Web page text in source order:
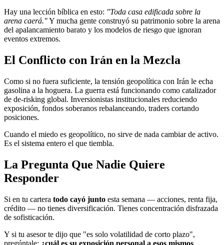
Hay una lección bíblica en esto: "Toda casa edificada sobre la
arena caerá."Y mucha gente construyó su patrimonio sobre la arena
del apalancamiento barato y los modelos de riesgo que ignoran
eventos extremos.
El Conflicto con Irán en la Mezcla
Como si no fuera suficiente, la tensión geopolítica con Irán le echa
gasolina a la hoguera. La guerra está funcionando como catalizador
de de-risking global. Inversionistas institucionales reduciendo
exposición, fondos soberanos rebalanceando, traders cortando
posiciones.
Cuando el miedo es geopolítico, no sirve de nada cambiar de activo.
Es el sistema entero el que tiembla.
La Pregunta Que Nadie Quiere
Responder
Si en tu cartera todo cayó junto esta semana — acciones, renta fija,
crédito — no tienes diversificación. Tienes concentración disfrazada
de sofisticación.
Y si tu asesor te dijo que "es solo volatilidad de corto plazo",
pregúntale: ¿cuál es su exposición personal a esos mismos